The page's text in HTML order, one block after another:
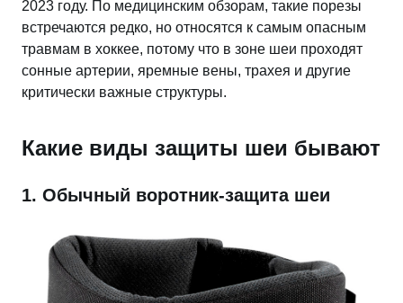
2023 году. По медицинским обзорам, такие порезы
встречаются редко, но относятся к самым опасным
травмам в хоккее, потому что в зоне шеи проходят
сонные артерии, яремные вены, трахея и другие
критически важные структуры.
Какие виды защиты шеи бывают
1. Обычный воротник-защита шеи